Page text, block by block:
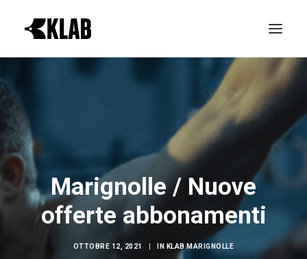
LE REALTÀ KLAB
ATTIVITÀ
ORARI CORSI
NEWS & EVENTI
CONTATTI
Marignolle / Nuove
offerte abbonamenti
OTTOBRE 12, 2021 IN KLAB MARIGNOLLE